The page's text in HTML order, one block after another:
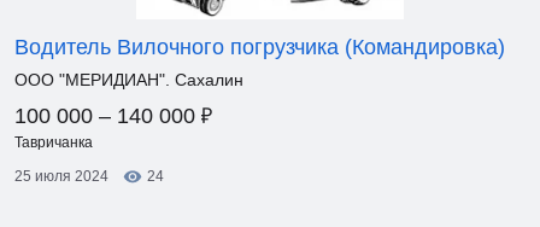
Водитель Вилочного погрузчика (Командировка)
ООО "МЕРИДИАН". Сахалин
100 000 – 140 000 ₽
Тавричанка
25 июля 2024
24